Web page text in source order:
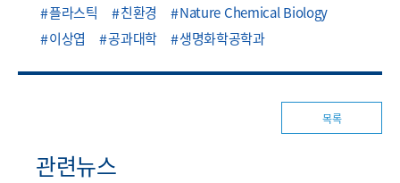
플라스틱
친환경
Nature Chemical Biology
이상엽
공과대학 생명화학공학과
목록
관련뉴스